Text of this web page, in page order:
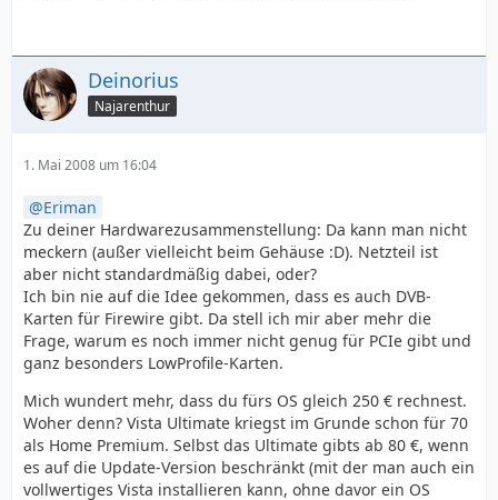
Deinorius
Najarenthur
1. Mai 2008 um 16:04
Eriman
Zu deiner Hardwarezusammenstellung: Da kann man nicht
meckern (außer vielleicht beim Gehäuse :D). Netzteil ist
aber nicht standardmäßig dabei, oder?
Ich bin nie auf die Idee gekommen, dass es auch DVB-
Karten für Firewire gibt. Da stell ich mir aber mehr die
Frage, warum es noch immer nicht genug für PCIe gibt und
ganz besonders LowProfile-Karten.
Mich wundert mehr, dass du fürs OS gleich 250 € rechnest.
Woher denn? Vista Ultimate kriegst im Grunde schon für 70
als Home Premium. Selbst das Ultimate gibts ab 80 €, wenn
es auf die Update-Version beschränkt (mit der man auch ein
vollwertiges Vista installieren kann, ohne davor ein OS